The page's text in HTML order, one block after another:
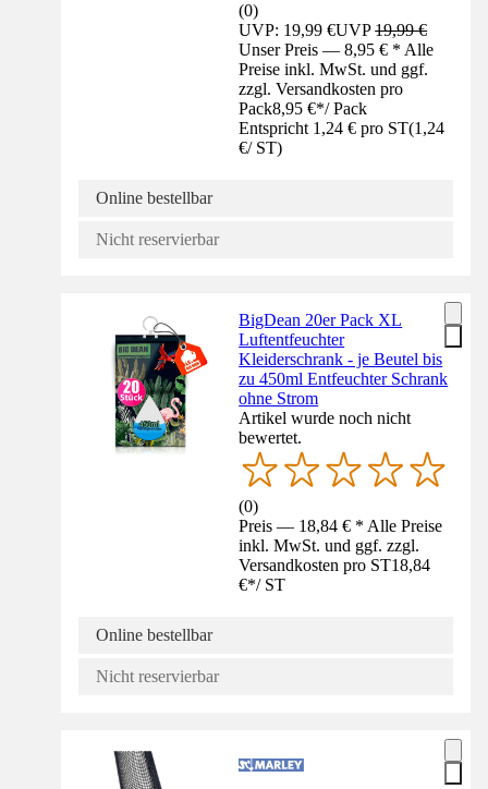
(0)
UVP: 19,99 €UVP19,99 €
Unser Preis — 8,95 € * Alle
Preise inkl. MwSt. und ggf.
zzgl. Versandkosten pro
Pack8,95 €*/ Pack
Entspricht 1,24 € pro ST(1,24
€/ ST)
Online bestellbar
Nicht reservierbar
BigDean 20er Pack XL
Luftentfeuchter
Kleiderschrank - je Beutel bis
zu 450ml Entfeuchter Schrank
ohne Strom
Artikel wurde noch nicht
bewertet.
(0)
Preis — 18,84 € * Alle Preise
inkl. MwSt. und ggf. zzgl.
Versandkosten pro ST18,84
€*/ ST
Online bestellbar
Nicht reservierbar